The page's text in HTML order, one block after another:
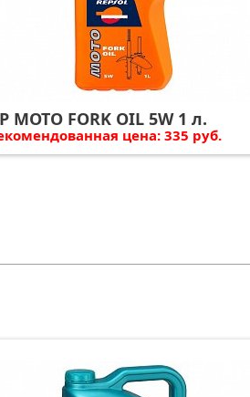
MOTO FORK OIL 5W 1 л.
цена: 335 руб.